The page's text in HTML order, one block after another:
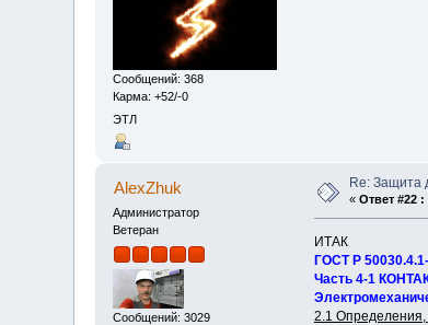
Сообщений: 368
Карма: +52/-0
ЭТЛ
AlexZhuk
Администратор
Ветеран
Сообщений: 3029
Re: Защита
«Ответ #22 :
ИТАК
ГОСТ Р
Часть 4-1
2.1 Определения,